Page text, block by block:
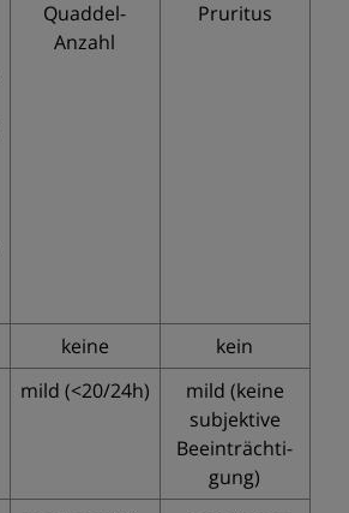
Quaddel-
Anzahl
Pruritus
keine
kein
mild (<20/24h)
mild (keine
subjektive
Beeinträchti-
gung)